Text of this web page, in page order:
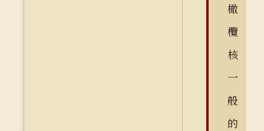
橄
欖
核
一
般
的